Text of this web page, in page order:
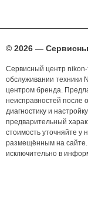
© 2026 —
Сервисный центр
обслуживании техники
центром бренда.
неисправностей после
диагностику и
предварительный
стоимость уточняйте
размещённым на
исключительно в